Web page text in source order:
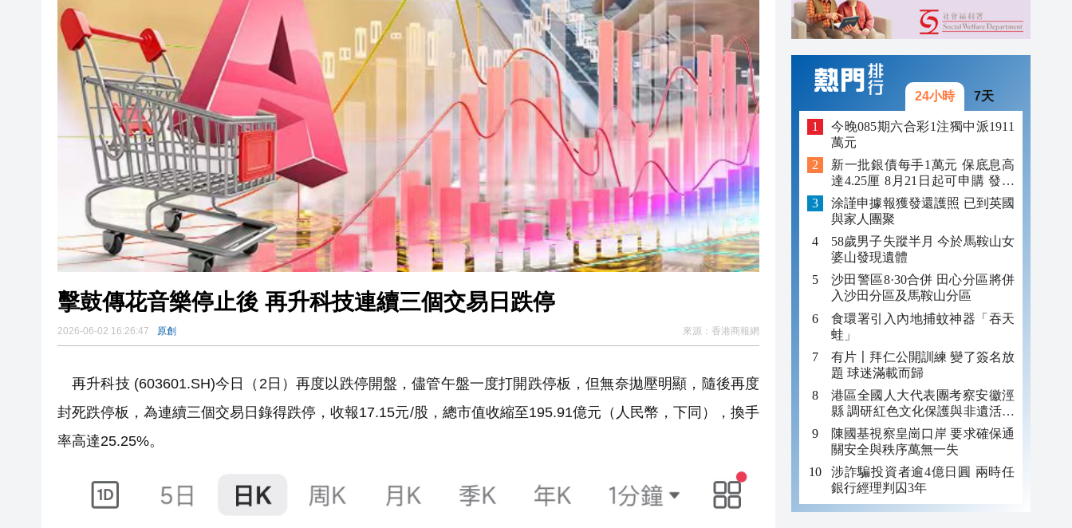
擊鼓傳花音樂停止後 再升科技連續三個交易日跌停
2026-06-02 16:26:47 原創 來源： 香港商報網
再升科技 (603601.SH)今日（2日）再度以跌停開盤，儘管午盤一度打開跌停板，但無奈拋壓明顯，隨後再度
封死跌停板，為連續三個交易日錄得跌停，收報17.15元/股，總市值收縮至195.91億元（人民幣，下同），換手
率高達25.25%。
24小時 7天
今晚085期六合彩1注獨中派1911
萬元
新一批銀債每手1萬元 保底息高
達4.25厘 8月21日起可申購 發行
金額最多550億
涂謹申據報獲發還護照 已到英國
與家人團聚
58歲男子失蹤半月 今於馬鞍山女
婆山發現遺體
沙田警區8·30合併 田心分區將併
入沙田分區及馬鞍山分區
食環署引入內地捕蚊神器「吞天
蛙」
有片〡拜仁公開訓練 變了簽名放
題 球迷滿載而歸
港區全國人大代表團考察安徽涇
縣 調研紅色文化保護與非遺活態
傳承
陳國基視察皇崗口岸 要求確保通
關安全與秩序萬無一失
涉詐騙投資者逾4億日圓 兩時任
銀行經理判囚3年